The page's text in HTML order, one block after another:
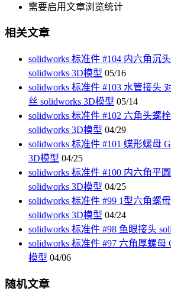
需要启用文章浏览统计
相关文章
solidworks 标准件 #104 内六角沉
solidworks 3D模型 05/16
solidworks 标准件 #103 水管接头
丝 solidworks 3D模型 05/14
solidworks 标准件 #102 六角头螺
solidworks 3D模型 04/29
solidworks 标准件 #101 蝶形螺母
3D模型 04/25
solidworks 标准件 #100 内六角平
solidworks 3D模型 04/25
solidworks 标准件 #99 1型六角螺
solidworks 3D模型 04/24
solidworks 标准件 #98 鱼眼接头
solidworks 标准件 #97 六角厚螺母
模型 04/06
随机文章